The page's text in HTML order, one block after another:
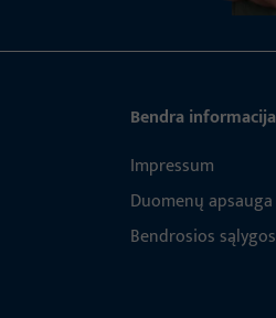
Bendra informacija
Impressum
Duomenų apsauga
Bendrosios sąlygos